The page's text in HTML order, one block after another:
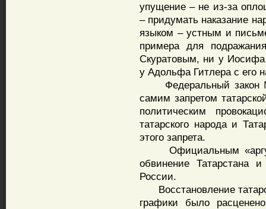
упущение – не из-за
– придумать наказание
языком – устным и
примера для
Скуратовым, ни у
у Адольфа Гитлера с его
Федеральный закон
самим запретом
политическим
татарского народа и
этого запрета.
Официальным
обвинение Татарстана
России.
Восстановление
графики было